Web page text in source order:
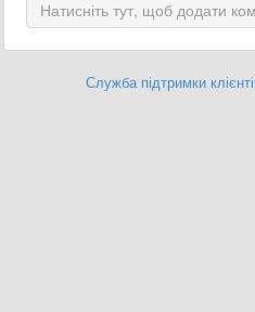
Служба підтримки